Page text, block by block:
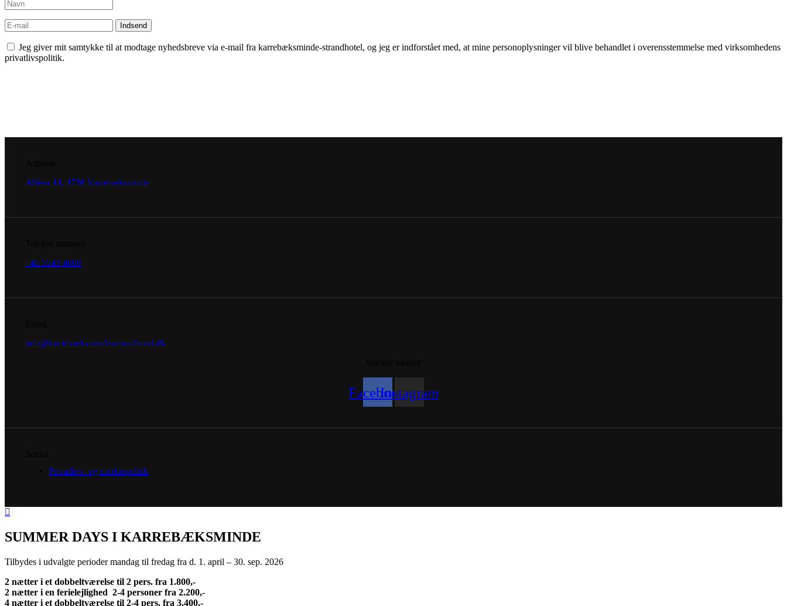
Indsend
Jeg giver mit samtykke til at modtage nyhedsbreve via e-mail fra karrebæksminde-strandhotel, og jeg er indforstået med, at mine personoplysninger vil blive behandlet i overensstemmelse med virksomhedens
privatlivspolitik.
Alléen 44, 4736 Karrebæksminde
+45 5543 4000
info@karrebaeksminde-strandhotel.dk
FacebookInstagram
Privatlivs- og cookiepolitik
SUMMER DAYS I KARREBÆKSMINDE
Tilbydes i udvalgte perioder mandag til fredag fra d. 1. april – 30. sep. 2026
2 nætter i et dobbeltværelse til 2 pers. fra 1.800,-
2 nætter i en ferielejlighed 2-4 personer fra 2.200,-
4 nætter i et dobbeltværelse til 2-4 pers. fra 3.400,-